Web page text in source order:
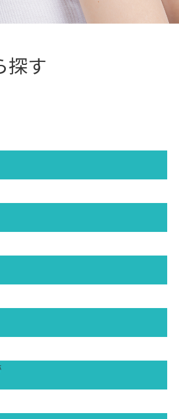
探す
（老人性色素斑）のほか、ホ
スが影響して頬骨あたりに左
る「肝斑（かんぱん）」、ニ
ります。
ため、それぞれに合った治療
が改善への近道です。
や内服薬など、最適なプラン
による表皮性の小じわから、
多岐にわたります。しわの種
を見極め、原因に合わせたア
善への鍵となります。
ラニン色素を衝撃波で細かく
泌による「詰まり毛穴」、加
見極め、原因に合った治療を
善への近道です。
メラニンの蓄積、血行不良、
とが、透明感のある肌を取り